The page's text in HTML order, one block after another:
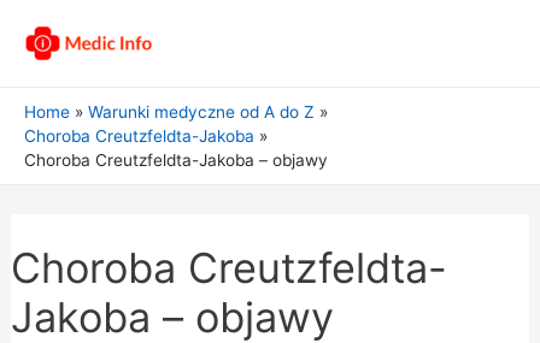
Home
Warunki medyczne od A do Z
Choroba Creutzfeldta-Jakoba
Choroba Creutzfeldta-Jakoba – objawy
Choroba Creutzfeldta-
Jakoba – objawy